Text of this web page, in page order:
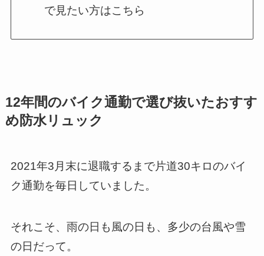
で見たい方はこちら
12年間のバイク通勤で選び抜いたおすす
め防水リュック
2021年3月末に退職するまで片道30キロのバイ
ク通勤を毎日していました。
それこそ、雨の日も風の日も、多少の台風や雪
の日だって。